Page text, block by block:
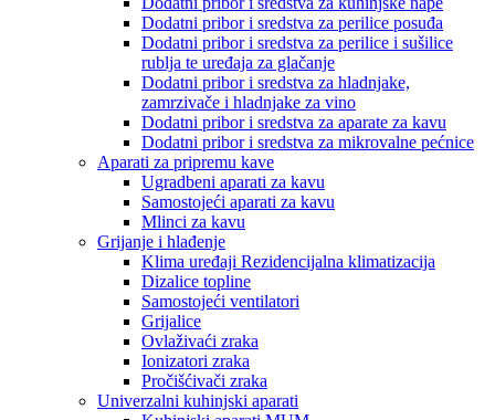
Dodatni pribor i sredstva za perilice posuđa
Dodatni pribor i sredstva za perilice i sušilice
rublja te uređaja za glačanje
Dodatni pribor i sredstva za hladnjake,
zamrzivače i hladnjake za vino
Dodatni pribor i sredstva za aparate za kavu
Dodatni pribor i sredstva za mikrovalne pećnice
Aparati za pripremu kave
Ugradbeni aparati za kavu
Samostojeći aparati za kavu
Mlinci za kavu
Grijanje i hlađenje
Klima uređaji Rezidencijalna klimatizacija
Dizalice topline
Samostojeći ventilatori
Grijalice
Ovlaživaći zraka
Ionizatori zraka
Pročišćivači zraka
Univerzalni kuhinjski aparati